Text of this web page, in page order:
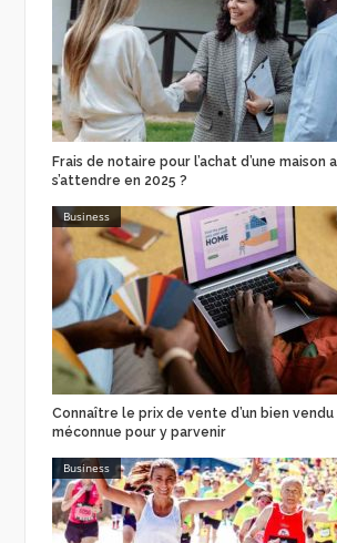
Frais de notaire pour l’achat d’une maison
s’attendre en 2025 ?
Business
Connaître le prix de vente d’un bien vendu
méconnue pour y parvenir
Business